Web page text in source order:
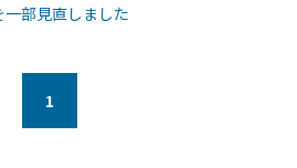
一部見直しました
1